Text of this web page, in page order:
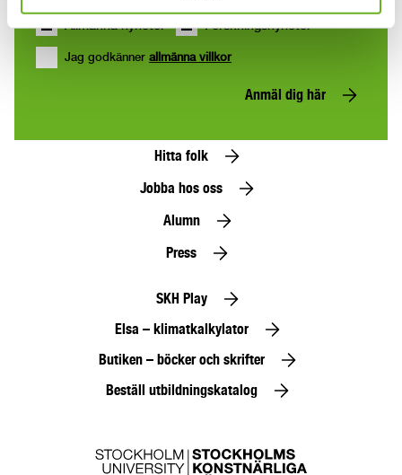
Allmänna nyheter Forskningsnyheter
Jag godkänner allmänna villkor
Anmäl dig här
Hitta folk
Jobba hos oss
Alumn
Press
SKH Play
Elsa – klimatkalkylator
Butiken – böcker och skrifter
Beställ utbildningskatalog